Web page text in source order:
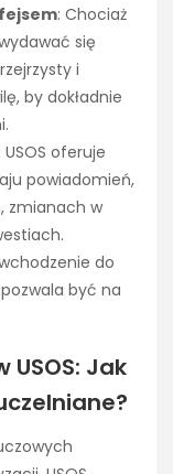
: Chociaż
się
i
by dokładnie
: USOS oferuje
powiadomień,
zmianach w
do
być na
Jak